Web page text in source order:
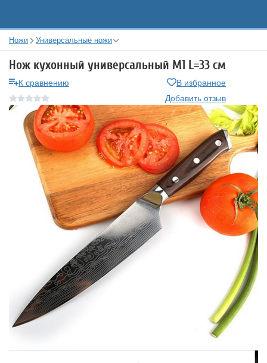
Ножи Универсальные ножи
Нож кухонный универсальный М1 L=33 см
К сравнению
В избранное
Добавить отзыв